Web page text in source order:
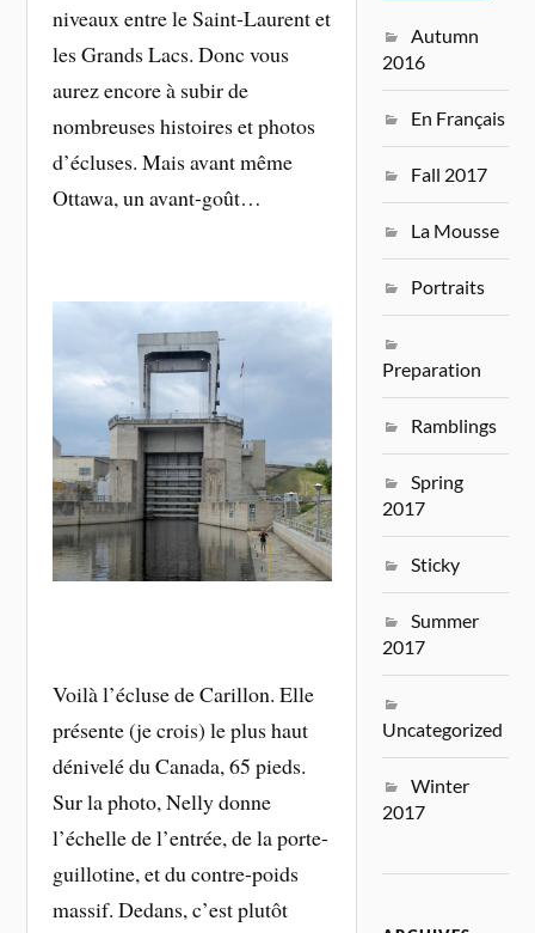
niveaux entre le Saint-Laurent et
les Grands Lacs. Donc vous
aurez encore à subir de
nombreuses histoires et photos
d’écluses. Mais avant même
Ottawa, un avant-goût…
Voilà l’écluse de Carillon. Elle
présente (je crois) le plus haut
dénivelé du Canada, 65 pieds.
Sur la photo, Nelly donne
l’échelle de l’entrée, de la porte-
guillotine, et du contre-poids
massif. Dedans, c’est plutôt
Autumn
2016
En Français
Fall 2017
La Mousse
Portraits
Preparation
Ramblings
Spring
2017
Sticky
Summer
2017
Uncategorized
Winter
2017